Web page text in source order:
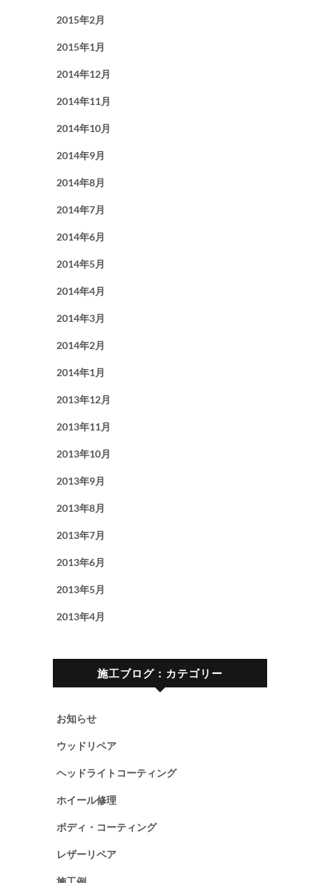
2015年2月
2015年1月
2014年12月
2014年11月
2014年10月
2014年9月
2014年8月
2014年7月
2014年6月
2014年5月
2014年4月
2014年3月
2014年2月
2014年1月
2013年12月
2013年11月
2013年10月
2013年9月
2013年8月
2013年7月
2013年6月
2013年5月
2013年4月
施工ブログ：カテゴリー
お知らせ
ウッドリペア
ヘッドライトコーティング
ホイール修理
ボディ・コーティング
レザーリペア